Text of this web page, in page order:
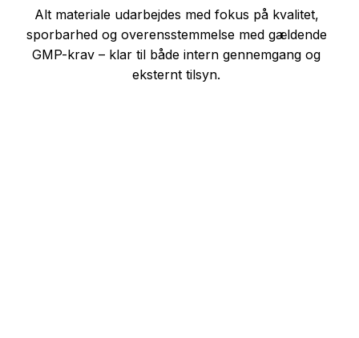
Alt materiale udarbejdes med fokus på kvalitet,
sporbarhed og overensstemmelse med gældende
GMP-krav – klar til både intern gennemgang og
eksternt tilsyn.